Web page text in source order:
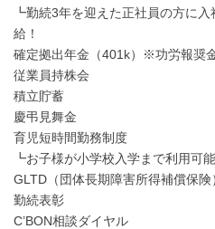
┗勤続3年を迎えた正社員の方に
給！
確定拠出年金（401k）※功労報奨
従業員持株会
積立貯蓄
慶弔見舞金
育児短時間勤務制度
┗お子様が小学校入学まで利用可
GLTD（団体長期障害所得補償保険
勤続表彰
C’BON相談ダイヤル